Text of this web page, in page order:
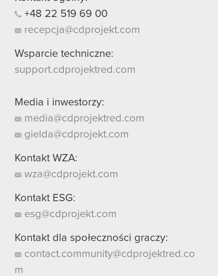
+48 22 519 69 00
recepcja@cdprojekt.com
Wsparcie techniczne:
support.cdprojektred.com
Media i inwestorzy:
media@cdprojektred.com
gielda@cdprojekt.com
Kontakt WZA:
wza@cdprojekt.com
Kontakt ESG:
esg@cdprojekt.com
Kontakt dla społeczności graczy:
contact.community@cdprojektred.co
m